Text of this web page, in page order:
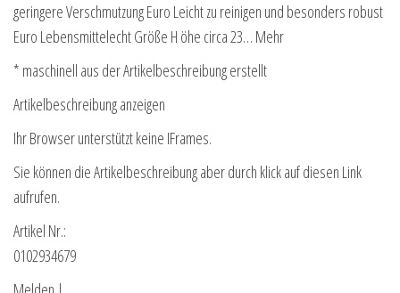
geringere Verschmutzung Euro Leicht zu reinigen und besonders robust
Euro Lebensmittelecht Größe H öhe circa 23… Mehr
* maschinell aus der Artikelbeschreibung erstellt
Artikelbeschreibung anzeigen
Ihr Browser unterstützt keine IFrames.
Sie können die Artikelbeschreibung aber durch klick auf diesen Link
aufrufen.
Artikel Nr.:
0102934679